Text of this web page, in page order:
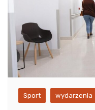
Sport wydarzenia